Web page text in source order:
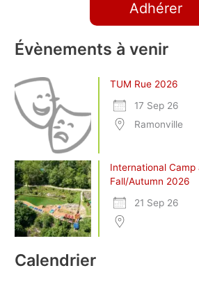
Adhérer
Évènements à venir
TUM Rue 2026
17 Sep 26
Ramonville
International
Fall/Autumn 2026
21 Sep 26
Calendrier